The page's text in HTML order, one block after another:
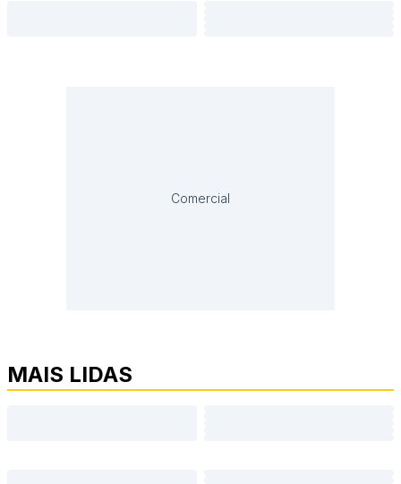
Comercial
MAIS LIDAS